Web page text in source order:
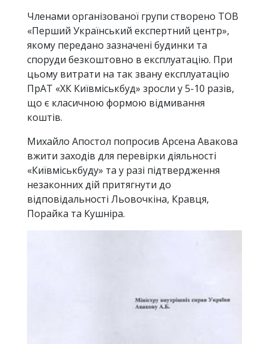
Членами організованої групи створено ТОВ
«Перший Український експертний центр»,
якому передано зазначені будинки та
споруди безкоштовно в експлуатацію. При
цьому витрати на так звану експлуатацію
ПрАТ «ХК Київміськбуд» зросли у 5-10 разів,
що є класичною формою відмивання
коштів.
Михайло Апостол попросив Арсена Авакова
вжити заходів для перевірки діяльності
«Київміськбуду» та у разі підтвердження
незаконних дій притягнути до
відповідальності Льовочкіна, Кравця,
Порайка та Кушніра.